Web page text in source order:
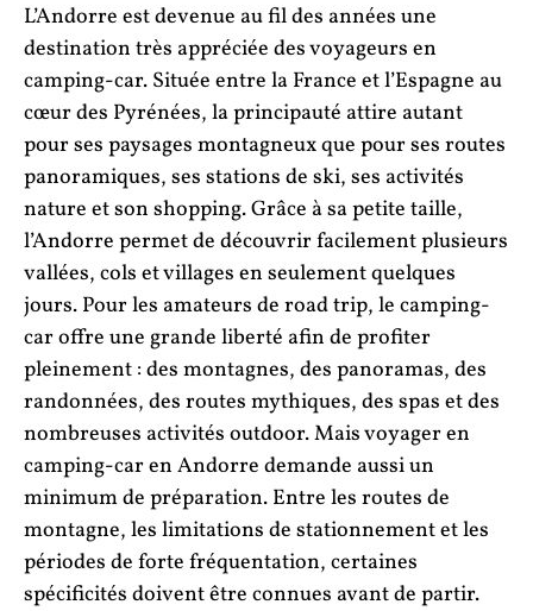
L’Andorre est devenue au fil des années une
destination très appréciée des voyageurs en
camping-car. Située entre la France et l’Espagne au
cœur des Pyrénées, la principauté attire autant
pour ses paysages montagneux que pour ses routes
panoramiques, ses stations de ski, ses activités
nature et son shopping. Grâce à sa petite taille,
l’Andorre permet de découvrir facilement plusieurs
vallées, cols et villages en seulement quelques
jours. Pour les amateurs de road trip, le camping-
car offre une grande liberté afin de profiter
pleinement : des montagnes, des panoramas, des
randonnées, des routes mythiques, des spas et des
nombreuses activités outdoor. Mais voyager en
camping-car en Andorre demande aussi un
minimum de préparation. Entre les routes de
montagne, les limitations de stationnement et les
périodes de forte fréquentation, certaines
spécificités doivent être connues avant de partir.